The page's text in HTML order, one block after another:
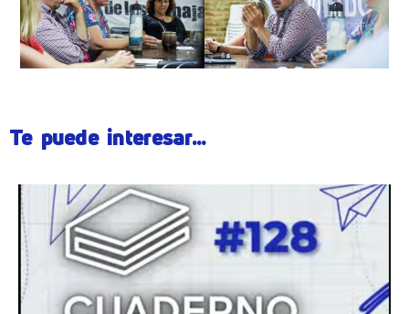
Te puede interesar...